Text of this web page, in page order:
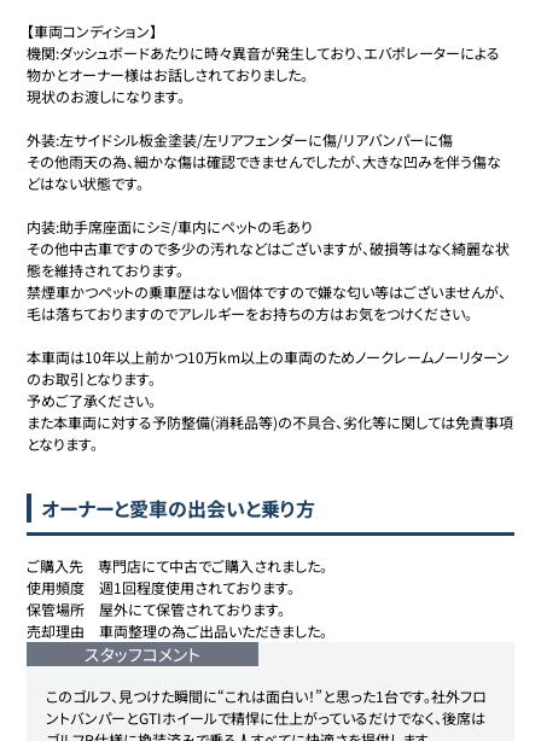
【車両コンディション】
機関:ダッシュボードあたりに時々異音が発生しており、エバポレーターによる
物かとオーナー様はお話しされておりました。
現状のお渡しになります。
外装:左サイドシル板金塗装/左リアフェンダーに傷/リアバンパーに傷
その他雨天の為、細かな傷は確認できませんでしたが、大きな凹みを伴う傷な
どはない状態です。
内装:助手席座面にシミ/車内にペットの毛あり
その他中古車ですので多少の汚れなどはございますが、破損等はなく綺麗な状
態を維持されております。
禁煙車かつペットの乗車歴はない個体ですので嫌な匂い等はございませんが、
毛は落ちておりますのでアレルギーをお持ちの方はお気をつけください。
本車両は10年以上前かつ10万km以上の車両のためノークレームノーリターン
のお取引となります。
予めご了承ください。
また本車両に対する予防整備(消耗品等)の不具合、劣化等に関しては免責事項
となります。
オーナーと愛車の出会いと乗り方
ご購入先　専門店にて中古でご購入されました。
使用頻度　週1回程度使用されております。
保管場所　屋外にて保管されております。
売却理由　車両整理の為ご出品いただきました。
スタッフコメント
このゴルフ、見つけた瞬間に“これは面白い！”と思った1台です。社外フロ
ントバンパーとGTIホイールで精悍に仕上がっているだけでなく、後席は